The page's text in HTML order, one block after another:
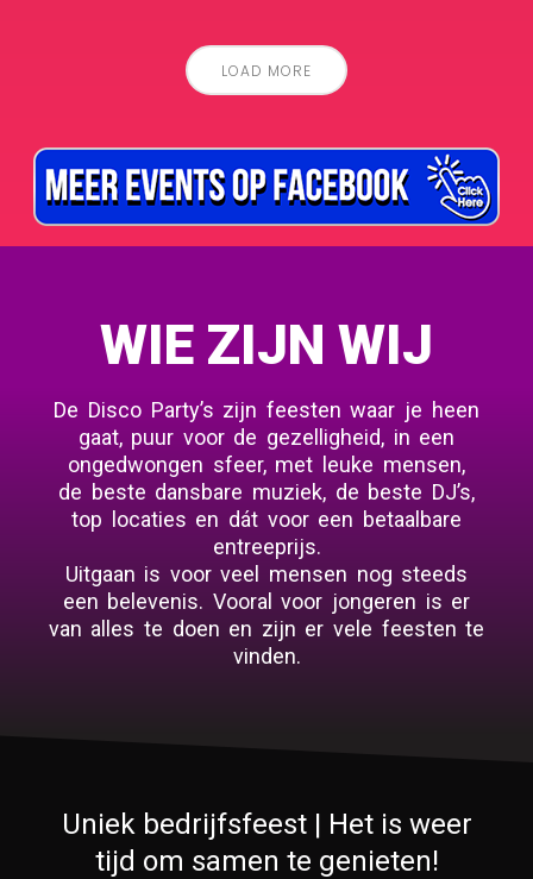
LOAD MORE
WIE ZIJN WIJ
De Disco Party’s zijn feesten waar je heen
gaat, puur voor de gezelligheid, in een
ongedwongen sfeer, met leuke mensen,
de beste dansbare muziek, de beste DJ’s,
top locaties en dát voor een betaalbare
entreeprijs.
Uitgaan is voor veel mensen nog steeds
een belevenis. Vooral voor jongeren is er
van alles te doen en zijn er vele feesten te
vinden.
Uniek bedrijfsfeest | Het is weer
tijd om samen te genieten!